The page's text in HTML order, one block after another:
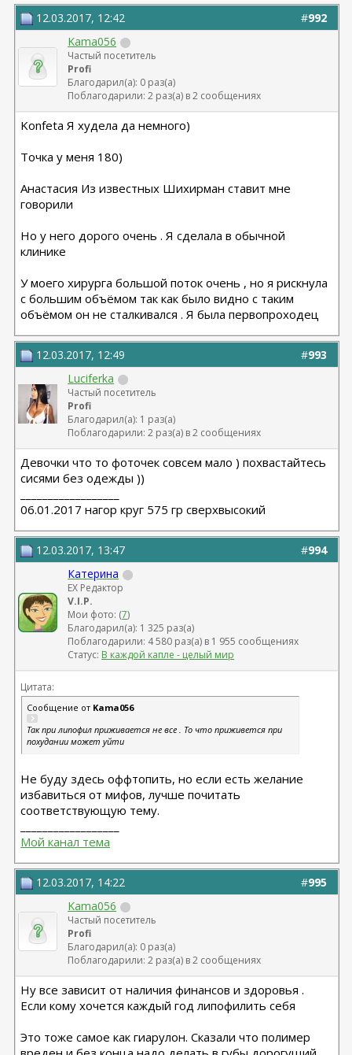
#992
12.03.2017, 12:42
Kama056
Частый посетитель
Profi
Благодарил(а): 0 раз(а)
Поблагодарили: 2 раз(а) в 2 сообщениях
Konfeta Я худела да немного)
Точка у меня 180)
Анастасия Из известных Шихирман ставит мне
говорили
Но у него дорого очень . Я сделала в обычной
клинике
У моего хирурга большой поток очень , но я рискнула
с большим объёмом так как было видно с таким
объёмом он не сталкивался . Я была первопроходец
#993
12.03.2017, 12:49
Luciferka
Частый посетитель
Profi
Благодарил(а): 1 раз(а)
Поблагодарили: 2 раз(а) в 2 сообщениях
Девочки что то фоточек совсем мало ) похвастайтесь
сисями без одежды ))
06.01.2017 нагор круг 575 гр сверхвысокий
#994
12.03.2017, 13:47
Катерина
EX Редактор
V.I.P.
Мои фото: (7)
Благодарил(а): 1 325 раз(а)
Поблагодарили: 4 580 раз(а) в 1 955 сообщениях
Статус: В каждой капле - целый мир
Цитата:
Сообщение от Kama056
Так при липофил приживается не все . То что приживется при
похудании может уйти
Не буду здесь оффтопить, но если есть желание
избавиться от мифов, лучше почитать
соответствующую тему.
Мой канал тема
#995
12.03.2017, 14:22
Kama056
Частый посетитель
Profi
Благодарил(а): 0 раз(а)
Поблагодарили: 2 раз(а) в 2 сообщениях
Ну все зависит от наличия финансов и здоровья .
Если кому хочется каждый год липофилить себя
Это тоже самое как гиарулон. Сказали что полимер